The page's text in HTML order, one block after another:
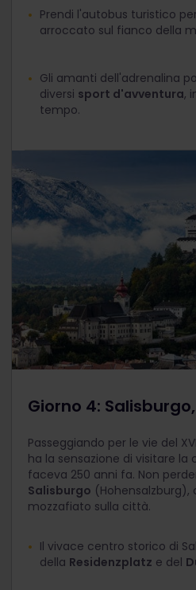
Prendi l'autobus turistico
arroccato sul fianco della
Gli amanti dell'adrenalina
diversi sport d'avventura,
tempo.
Giorno 4:
Passeggiando per le vie del
ha la sensazione di visitare
faceva 250 anni fa. Non
Salisburgo
mozzafiato sulla città.
Il vivace centro storico di
della Residenzplatz e del